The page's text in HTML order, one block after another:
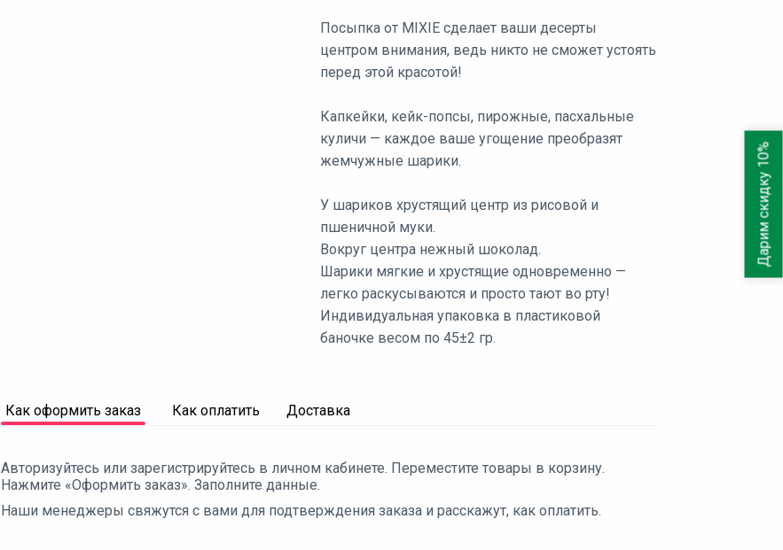
Посыпка от MIXIE сделает ваши десерты
центром внимания, ведь никто не сможет устоять
перед этой красотой!
Капкейки, кейк-попсы, пирожные, пасхальные
куличи — каждое ваше угощение преобразят
жемчужные шарики.
У шариков хрустящий центр из рисовой и
пшеничной муки.
Вокруг центра нежный шоколад.
Шарики мягкие и хрустящие одновременно —
легко раскусываются и просто тают во рту!
Индивидуальная упаковка в пластиковой
баночке весом по 45±2 гр.
Как оформить заказ Как оплатить Доставка
Авторизуйтесь или зарегистрируйтесь в личном кабинете. Переместите товары в корзину.
Нажмите «Оформить заказ». Заполните данные.
Наши менеджеры свяжутся с вами для подтверждения заказа и расскажут, как оплатить.
Дарим скидку 10%